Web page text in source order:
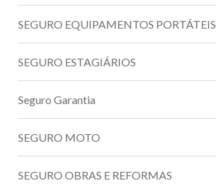
SEGURO EQUIPAMENTOS PORTÁTEIS
SEGURO ESTAGIÁRIOS
Seguro Garantia
SEGURO MOTO
SEGURO OBRAS E REFORMAS